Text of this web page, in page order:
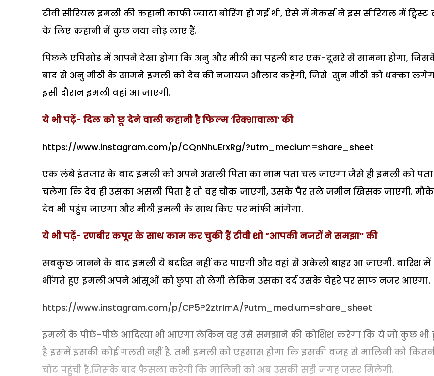
टीवी सीरियल इमली की कहानी काफी ज्यादा बोरिंग हो गई थी, ऐसे में मेकर्स ने इस सीरियल में ट्विस्ट
के लिए कहानी में कुछ नया मोड़ लाए हैं.
पिछले एपिसोड में आपने देखा होगा कि अनु और मीठी का पहली बार एक-दूसरे से सामना होगा,
बाद से अनु मीठी के सामने इमली को देव की नजायज औलाद कहेगी, जिसे सुन मीठी को धक्का
इसी दौरान इमली वहां आ जाएगी.
ये भी पढ़ें- दिल को छू देने वाली कहानी है फिल्म ‘रिक्शावाला’ की
https://www.instagram.com/p/CQnNhuErxRg/?utm_medium=share_sheet
एक लंबे इंतजार के बाद इमली को अपने असली पिता का नाम पता चल जाएगा जैसे ही इमली को पता
चलेगा कि देव ही उसका असली पिता है तो वह चौक जाएगी, उसके पैर तले जमीन खिसक जाएगी.
देव भी पहुंच जाएगा और मीठी इमली के साथ किए पर मांफी मांगेगा.
ये भी पढ़ें- रणबीर कपूर के साथ काम कर चुकी हैं टीवी शो ”आपकी नजरों ने समझा’’ की
सबकुछ जानने के बाद इमली ये बर्दाश्त नहीं कर पाएगी और वहां से अकेली बाहर आ जाएगी. बारिश में
भींगते हुए इमली अपने आंसूओं को छुपा तो लेगी लेकिन उसका दर्द उसके चेहरे पर साफ नजर आएगा.
https://www.instagram.com/p/CP5P2ztrImA/?utm_medium=share_sheet
इमली के पीछे-पीछे आदित्या भी आएगा लेकिन वह उसे समझाने की कोशिश करेगा कि ये जो कुछ
है इसमें इसकी कोई गलती नहीं है. तभी इमली को एहसास होगा कि इसकी वजह से मालिनी को
चोट पहुंची है.जिसके बाद फैसला करेगी कि मालिनी को अब उसकी सही जगह जरुर मिलेगी.